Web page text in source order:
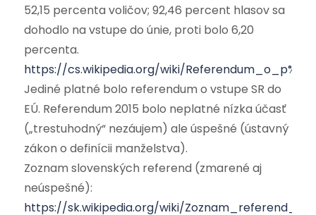
52,15 percenta voličov; 92,46 percent hlasov sa
dohodlo na vstupe do únie, proti bolo 6,20
percenta.
https://cs.wikipedia.org/wiki/
Jediné platné bolo referendum o vstupe SR do
EÚ. Referendum 2015 bolo neplatné nízka účasť
(„trestuhodný“ nezáujem) ale úspešné (ústavný
zákon o definícii manželstva).
Zoznam slovenských referend (zmarené aj
neúspešné):
https://sk.wikipedia.org/wiki/